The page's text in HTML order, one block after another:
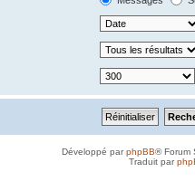
Développé parphpBB® Forum
Traduit par